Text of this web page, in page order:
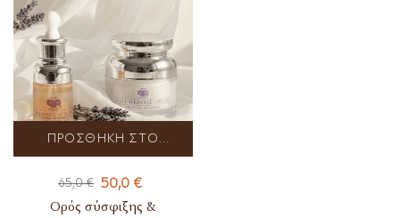
ΠΡΟΣΘΉΚΗ ΣΤΟ
65,0€ 50,0 €
Ορός σύσφιξης &